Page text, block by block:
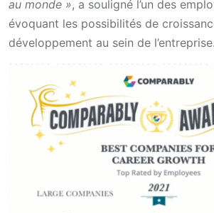
au monde », a souligné l’un des
évoquant les possibilités de
développement au sein de l’entreprise.